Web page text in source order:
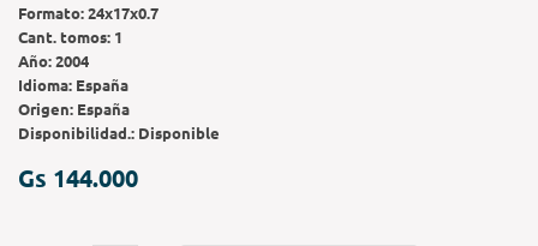
Formato:24x17x0.7
Cant. tomos: 1
Año:2004
Idioma: España
Origen: España
Disponibilidad.: Disponible
Gs 144.000